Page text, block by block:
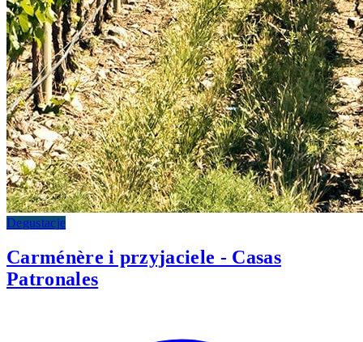
Degustacje
Carménère i przyjaciele - Casas
Patronales